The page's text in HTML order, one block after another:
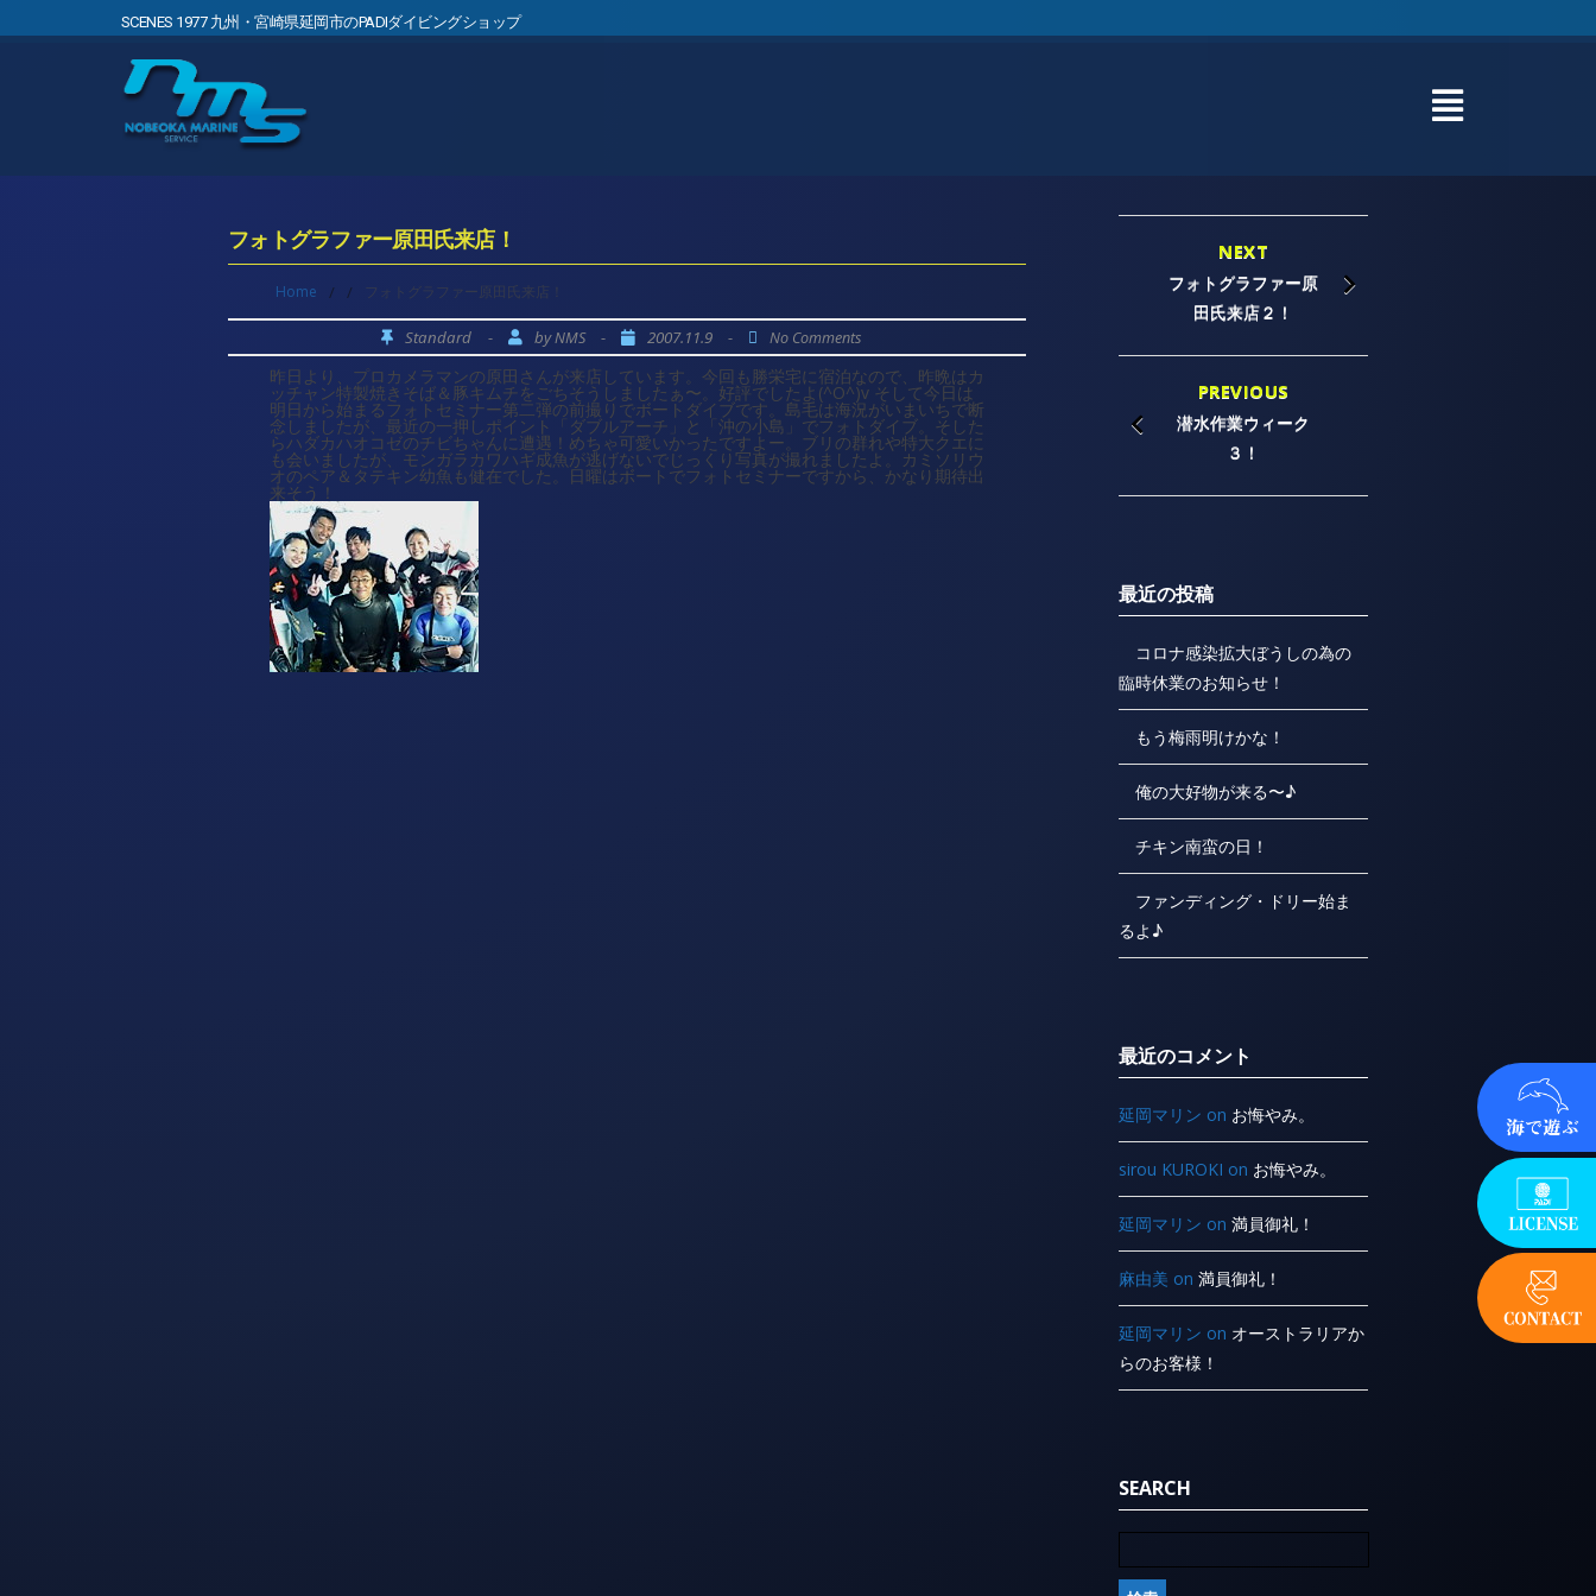
SCENES 1977 九州・宮崎県延岡市のPADIダイビングショップ
フォトグラファー原田氏来店！
Home / / フォトグラファー原田氏来店！
Standard - byNMS - 2007.11.9 - No Comments
昨日より、プロカメラマンの原田さんが来店しています。今回も勝栄宅に宿泊なので、昨晩はカ
ッチャン特製焼きそば＆豚キムチをごちそうしましたぁ〜。好評でしたよ(^O^)v そして今日は
明日から始まるフォトセミナー第二弾の前撮りでボートダイブです。島毛は海況がいまいちで断
念しましたが、最近の一押しポイント「ダブルアーチ」と「沖の小島」でフォトダイブ。そした
らハダカハオコゼのチビちゃんに遭遇！めちゃ可愛いかったですよー。ブリの群れや特大クエに
も会いましたが、モンガラカワハギ成魚が逃げないでじっくり写真が撮れましたよ。カミソリウ
オのペア＆タテキン幼魚も健在でした。日曜はボートでフォトセミナーですから、かなり期待出
来そう！
NEXT
フォトグラファー原
田氏来店２！
PREVIOUS
潜水作業ウィーク
３！
最近の投稿
コロナ感染拡大ぼうしの為の
臨時休業のお知らせ！
もう梅雨明けかな！
俺の大好物が来る〜♪
チキン南蛮の日！
ファンディング・ドリー始ま
るよ♪
最近のコメント
延岡マリン on お悔やみ。
sirou KUROKI on お悔やみ。
延岡マリン on満員御礼！
麻由美 on満員御礼！
延岡マリン on オーストラリアか
らのお客様！
SEARCH